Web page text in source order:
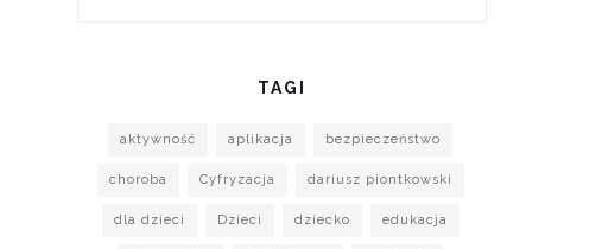
TAGI
aktywność aplikacja bezpieczeństwo
choroba Cyfryzacja dariusz piontkowski
dla dzieci Dzieci dziecko edukacja